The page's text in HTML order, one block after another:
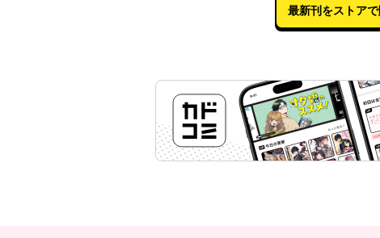
最新刊をストアで